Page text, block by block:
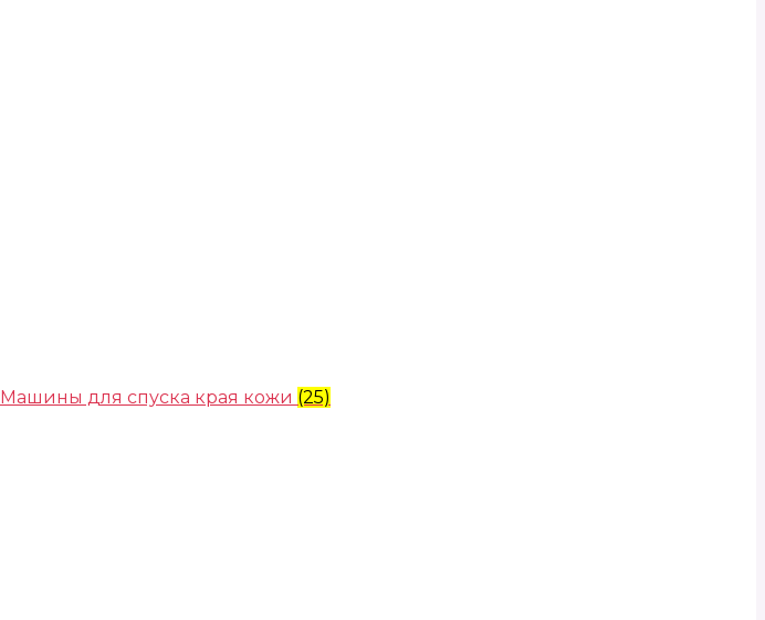
Машины для спуска края кожи (25)